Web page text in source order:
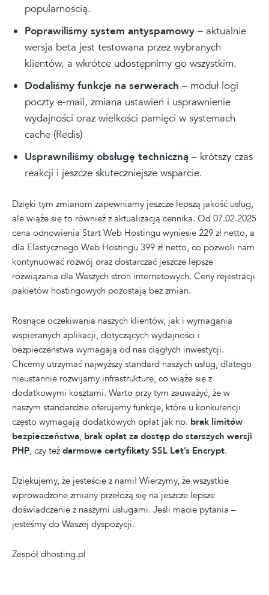
popularnością.
Poprawiliśmy system antyspamowy – aktualnie
wersja beta jest testowana przez wybranych
klientów, a wkrótce udostępnimy go wszystkim.
Dodaliśmy funkcje na serwerach – moduł logi
poczty e-mail, zmiana ustawień i usprawnienie
wydajności oraz wielkości pamięci w systemach
cache (Redis)
Usprawniliśmy obsługę techniczną – krótszy czas
reakcji i jeszcze skuteczniejsze wsparcie.
Dzięki tym zmianom zapewniamy jeszcze lepszą jakość usług,
ale wiąże się to również z aktualizacją cennika. Od 07.02.2025
cena odnowienia Start Web Hostingu wyniesie 229 zł netto, a
dla Elastycznego Web Hostingu 399 zł netto, co pozwoli nam
kontynuować rozwój oraz dostarczać jeszcze lepsze
rozwiązania dla Waszych stron internetowych. Ceny rejestracji
pakietów hostingowych pozostają bez zmian.
Rosnące oczekiwania naszych klientów, jak i wymagania
wspieranych aplikacji, dotyczących wydajności i
bezpieczeństwa wymagają od nas ciągłych inwestycji.
Chcemy utrzymać najwyższy standard naszych usług, dlatego
nieustannie rozwijamy infrastrukturę, co wiąże się z
dodatkowymi kosztami. Warto przy tym zauważyć, że w
naszym standardzie oferujemy funkcje, które u konkurencji
często wymagają dodatkowych opłat jak np. brak limitów
bezpieczeństwa, brak opłat za dostęp do starszych wersji
PHP, czy też darmowe certyfikaty SSL Let’s Encrypt.
Dziękujemy, że jesteście z nami! Wierzymy, że wszystkie
wprowadzone zmiany przełożą się na jeszcze lepsze
doświadczenie z naszymi usługami. Jeśli macie pytania –
jesteśmy do Waszej dyspozycji.
Zespół dhosting.pl